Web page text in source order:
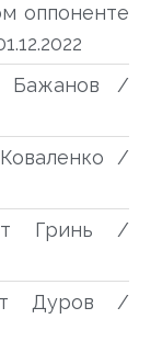
оппоненте
Бажанов /
/
Гринь /
Дуров /